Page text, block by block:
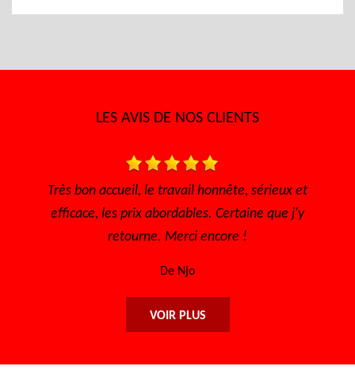
LES AVIS DE NOS CLIENTS
sérieux et
que j'y
Je recommande ce garage sérieux et prix
VOIR PLUS